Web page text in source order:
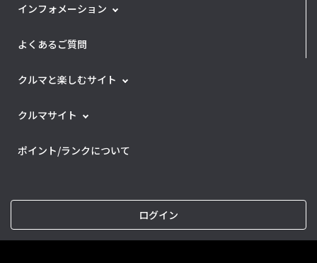
インフォメーション
よくあるご質問
クルマと楽しむサイト
クルマサイト
ポイント/ランクについて
ログイン